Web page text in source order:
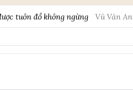
tuôn đổ không ngừng Vũ Văn An